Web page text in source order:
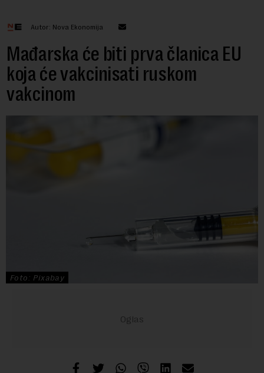
Autor: Nova Ekonomija
Mađarska će biti prva članica EU
koja će vakcinisati ruskom
vakcinom
Foto: Pixabay